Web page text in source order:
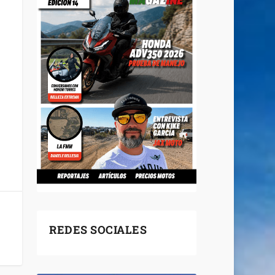
REDES SOCIALES